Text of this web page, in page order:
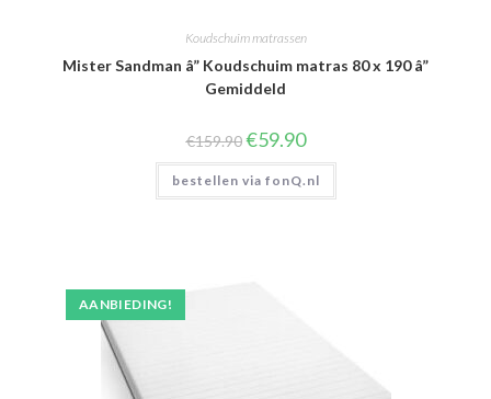
Koudschuim matrassen
Mister Sandman â” Koudschuim matras 80 x 190 â”
Gemiddeld
€159.90 Oorspronkelijke
prijs
was:
€159.90.
€59.90Huidige
prijs
is:
€59.90.
bestellen via fonQ.nl
AANBIEDING!